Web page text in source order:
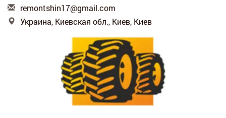
remontshin17@gmail.com
Украина, Киевская обл., Киев, Киев